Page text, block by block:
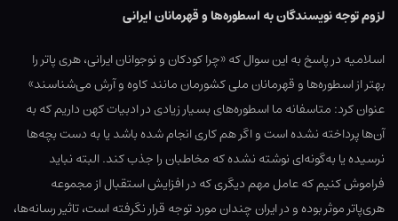
لزوم توجه نویسندگان به اسطوره‌ها و قهرمانان ایرانی
اسلامیه در پاسخ به این سوال که «چرا کودکان و نوجوانان ایرانی، هری پاتر را
بهتر از اسطوره‌ها و قهرمانان ملی کشورمان مانند کاوه و آرش می‌شناسند»
عنوان کرد: متاسفانه ما اسطوره‌های بسیار زیادی در ادبیات کهن داریم که به
آن‌ها پرداخته نشده است و اگر هم کاری انجام شده باشد یا به دست بچه‌ها
نرسیده یا به‌گونه‌ای نوشته نشده که مخاطبان را جذب کند. البته نباید
فراموش کنیم که عامل مهم دیگری که در افزایش استقبال از مجموعه
هری‌پاتر موثر بوده و در ایران چندان مورد توجه قرار نگرفته است، تاثیر رسانه‌ها،